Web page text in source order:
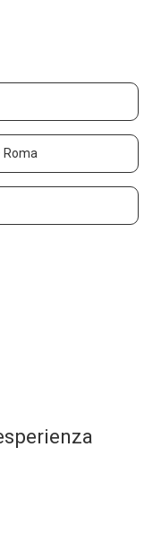
Roma